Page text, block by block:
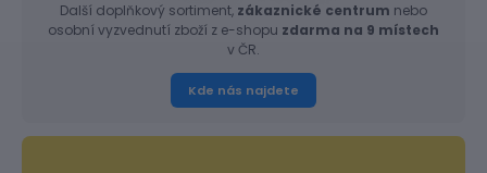
Další doplňkový sortiment, zákaznické centrum nebo
osobní vyzvednutí zboží z e-shopu zdarma na 9 místech
v ČR.
Kde nás najdete